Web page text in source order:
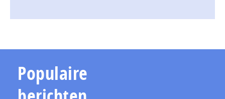
Populaire